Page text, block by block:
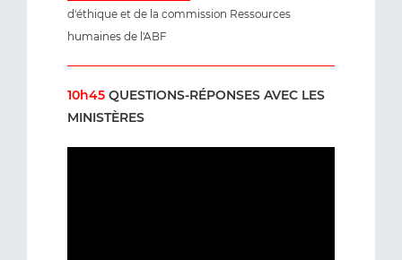
d'éthique et de la commission Ressources
humaines de l'ABF
10h45 QUESTIONS-RÉPONSES AVEC LES
MINISTÈRES